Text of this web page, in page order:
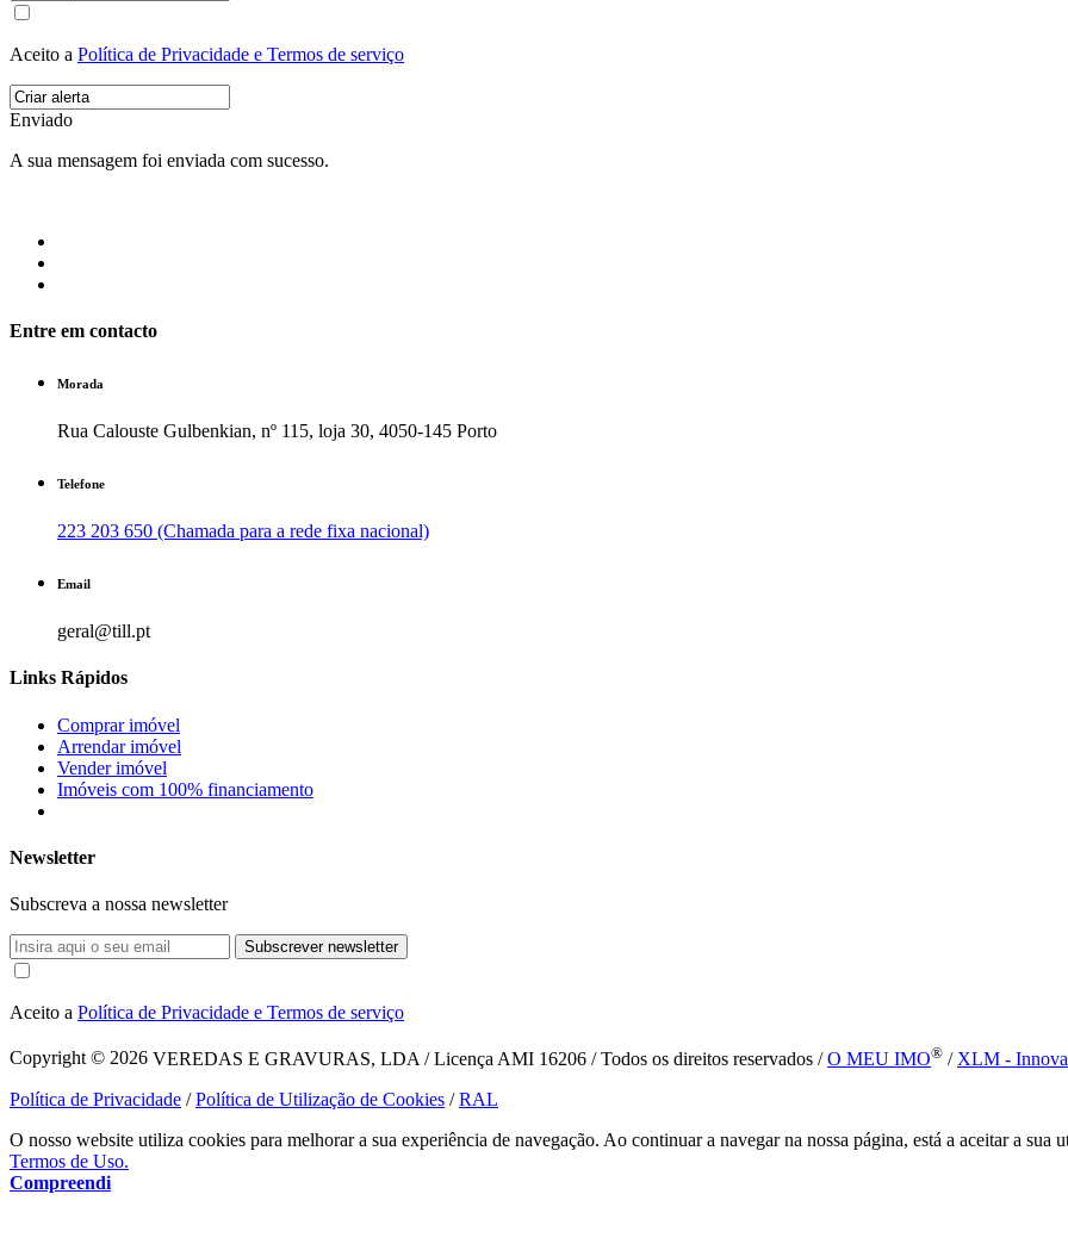
Aceito a Política de Privacidade e Termos de serviço
Enviado
A sua mensagem foi enviada com sucesso.
Entre em contacto
Morada
Rua Calouste Gulbenkian, nº 115, loja 30, 4050-145 Porto
Telefone
223 203 650 (Chamada para a rede fixa nacional)
Email
geral@till.pt
Links Rápidos
Comprar imóvel
Arrendar imóvel
Vender imóvel
Imóveis com 100% financiamento
Newsletter
Subscreva a nossa newsletter
Subscrever newsletter
Aceito a Política de Privacidade e Termos de serviço
Copyright © 2026 VEREDAS E GRAVURAS, LDA / Licença AMI 16206 / Todos os direitos reservados /O MEU IMO® / XLM -
Política de Privacidade /Política de Utilização de Cookies /RAL
O nosso website utiliza cookies para melhorar a sua experiência de navegação. Ao continuar a navegar na nossa página, está a aceitar a sua
Termos de Uso.
Compreendi